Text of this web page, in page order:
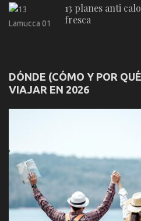
13 planes anti
fresca
DÓNDE (CÓMO Y POR
VIAJAR EN 2026